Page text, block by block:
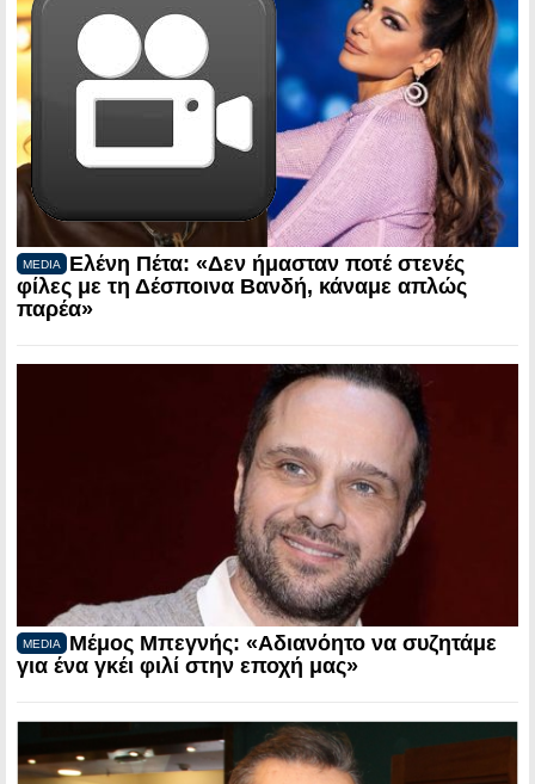
MEDIA
Ελένη Πέτα: «Δεν ήμασταν ποτέ στενές
φίλες με τη Δέσποινα Βανδή, κάναμε απλώς
παρέα»
MEDIA
Μέμος Μπεγνής: «Αδιανόητο να συζητάμε
για ένα γκέι φιλί στην εποχή μας»